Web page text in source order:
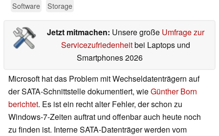
Software
Storage
Jetzt mitmachen: Unsere große Umfrage zur
Servicezufriedenheitbei Laptops und
Smartphones 2026
Microsoft hat das Problem mit Wechseldatenträgern auf
der SATA-Schnittstelle dokumentiert, wieGünther Born
berichtet. Es ist ein recht alter Fehler, der schon zu
Windows-7-Zeiten auftrat und offenbar auch heute noch
zu finden ist. Interne SATA-Datenträger werden vom